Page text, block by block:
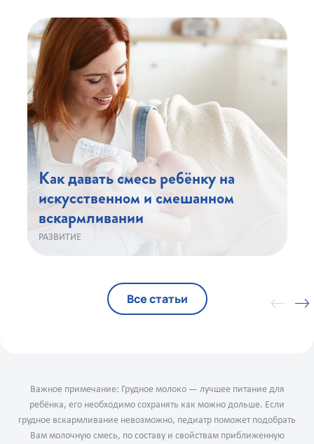
Как давать смесь ребёнку на
искусственном и смешанном
вскармливании
РАЗВИТИЕ
Все статьи
Важное примечание: Грудное молоко — лучшее питание для
ребёнка, его необходимо сохранять как можно дольше. Если
грудное вскармливание невозможно, педиатр поможет подобрать
Вам молочную смесь, по составу и свойствам приближенную